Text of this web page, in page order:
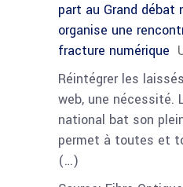
part au Grand débat
organise une
fracture numérique
Réintégrer les
web, une nécessité.
national bat son
permet à toutes et
(…)